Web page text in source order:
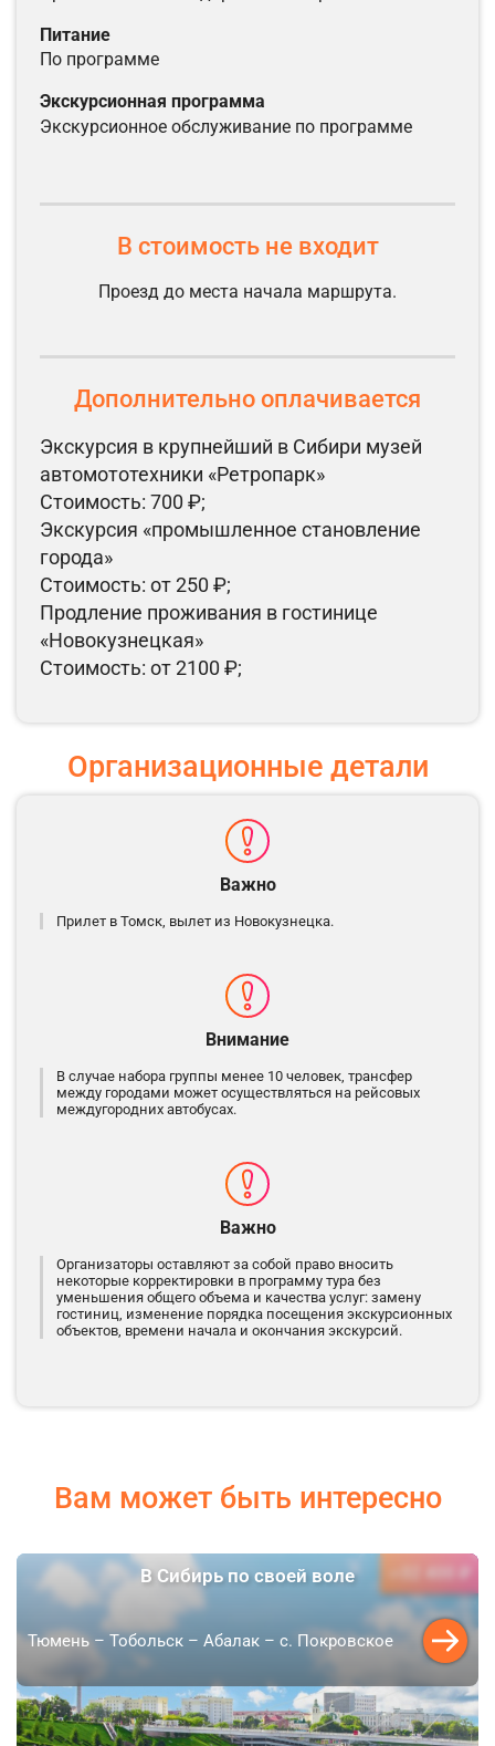
питание
по программе
экскурсионная программа
экскурсионное обслуживание по программе
В стоимость не входит
Проезд до места начала маршрута.
Дополнительно оплачивается
Экскурсия в крупнейший в Сибири музей
автомототехники «Ретропарк»
Стоимость: 700 ₽;
Экскурсия «промышленное становление
города»
Стоимость: от 250 ₽;
Продление проживания в гостинице
«Новокузнецкая»
Стоимость: от 2100 ₽;
Организационные детали
Важно
Прилет в Томск, вылет из Новокузнецка.
Внимание
В случае набора группы менее 10 человек, трансфер
между городами может осуществляться на рейсовых
междугородних автобусах.
Важно
Организаторы оставляют за собой право вносить
некоторые корректировки в программу тура без
уменьшения общего объема и качества услуг: замену
гостиниц, изменение порядка посещения экскурсионных
объектов, времени начала и окончания экскурсий.
Вам может быть интересно
В Сибирь по своей воле
Тюмень – Тобольск – Абалак – с. Покровское